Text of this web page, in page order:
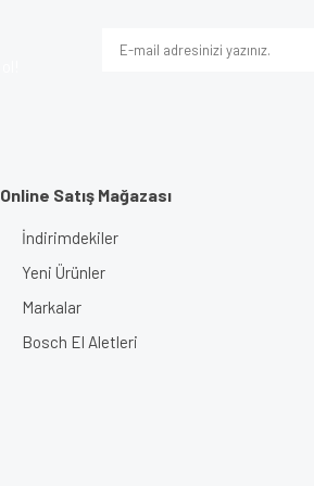
Online Satış Mağazası
İndirimdekiler
Yeni Ürünler
Markalar
Bosch El Aletleri